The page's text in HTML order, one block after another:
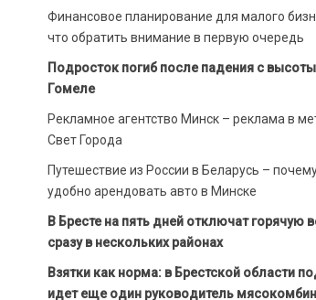
Финансовое планирование для малого
что обратить внимание в первую очередь
Подросток погиб после падения с
Гомеле
Рекламное агентство Минск – реклама в
Свет Города
Путешествие из России в Беларусь –
удобно арендовать авто в Минске
В Бресте на пять дней отключат горячую
сразу в нескольких районах
Взятки как норма: в Брестской области
идет еще один руководитель